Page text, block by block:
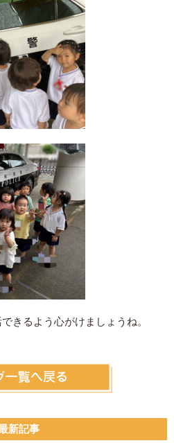
きるよう心がけましょうね。
新記事